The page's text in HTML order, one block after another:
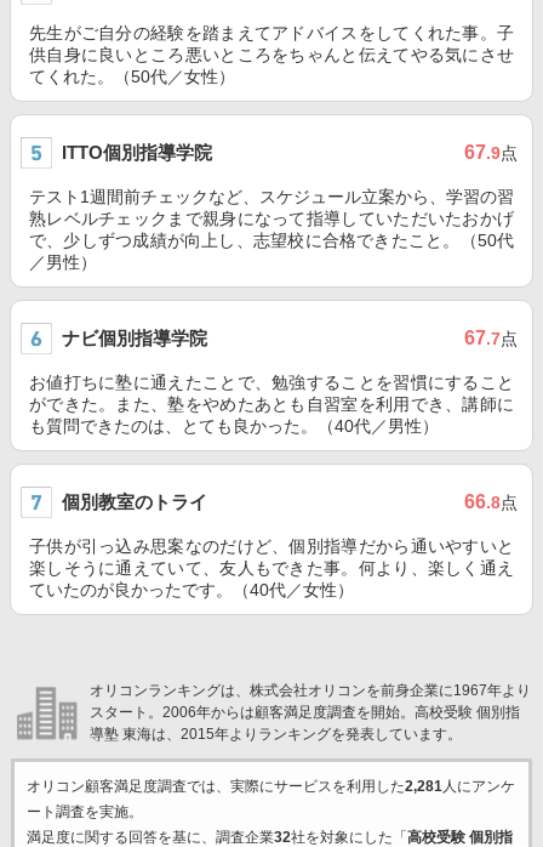
先生がご自分の経験を踏まえてアドバイスをしてくれた事。子
供自身に良いところ悪いところをちゃんと伝えてやる気にさせ
てくれた。（50代／女性）
ITTO個別指導学院 67.9点
テスト1週間前チェックなど、スケジュール立案から、学習の習
熟レベルチェックまで親身になって指導していただいたおかげ
で、少しずつ成績が向上し、志望校に合格できたこと。（50代
／男性）
ナビ個別指導学院 67.7点
お値打ちに塾に通えたことで、勉強することを習慣にすること
ができた。また、塾をやめたあとも自習室を利用でき、講師に
も質問できたのは、とても良かった。（40代／男性）
個別教室のトライ 66.8点
子供が引っ込み思案なのだけど、個別指導だから通いやすいと
楽しそうに通えていて、友人もできた事。何より、楽しく通え
ていたのが良かったです。（40代／女性）
オリコンランキングは、株式会社オリコンを前身企業に1967年より
スタート。2006年からは顧客満足度調査を開始。高校受験 個別指
導塾 東海は、2015年よりランキングを発表しています。
オリコン顧客満足度調査では、実際にサービスを利用した2,281人にアンケ
ート調査を実施。
満足度に関する回答を基に、調査企業32社を対象にした「 高校受験 個別指